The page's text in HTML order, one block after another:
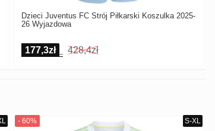
Dzieci Juventus FC Strój Piłkarski Koszulka 2025-
26 Wyjazdowa
177,3zł 428,4zł